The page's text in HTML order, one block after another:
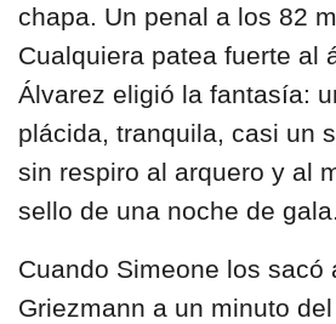
chapa. Un penal a los 82
Cualquiera patea fuerte al
Álvarez eligió la fantasía:
plácida, tranquila, casi un
sin respiro al arquero y al
sello de una noche de gala.
Cuando Simeone los sacó
Griezmann a un minuto